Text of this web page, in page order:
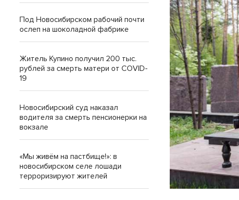
Под Новосибирском рабочий почти
ослеп на шоколадной фабрике
Житель Купино получил 200 тыс.
рублей за смерть матери от COVID-
19
Новосибирский суд наказал
водителя за смерть пенсионерки на
вокзале
«Мы живём на пастбище!»: в
новосибирском селе лошади
терроризируют жителей